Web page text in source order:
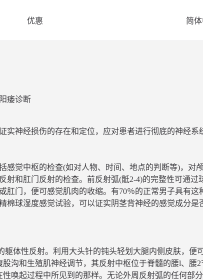
优惠 简
痿诊断
实神经损伤的存在和定位，应对患者进行彻底的神经系
感觉中枢的检查(如对人物、时间、地点的判断等)，对
射和肛门反射的检查。前反射弧(骶2-4)的完整性可通过
肛门，便可感觉肌肉的收缩。有70％的正常男子具有这
棉球湿度感觉试验，可以证实阴茎背神经的感觉成分是
躯体性反射。利用大头针的钝头轻划大腿内侧皮肤，便
股沟和生殖肌神经调节，其反射中枢位于脊髓的腰l、腰
唤起过程中所见到的那样。无论外周反射弧的任何部